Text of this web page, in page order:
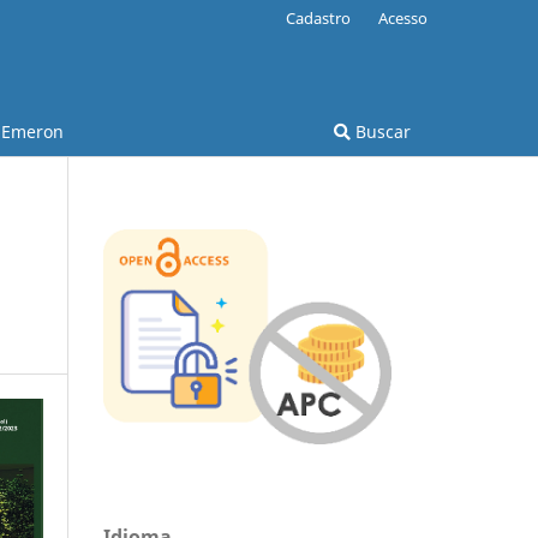
Emeron Buscar
Cadastro Acesso